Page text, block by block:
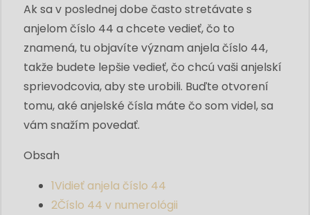
Ak sa v poslednej dobe často stretávate s
anjelom číslo 44 a chcete vedieť, čo to
znamená, tu objavíte význam anjela číslo 44,
takže budete lepšie vedieť, čo chcú vaši anjelskí
sprievodcovia, aby ste urobili. Buďte otvorení
tomu, aké anjelské čísla máte čo som videl, sa
vám snažím povedať.
Obsah
1Vidieť anjela číslo 44
2Číslo 44 v numerológii